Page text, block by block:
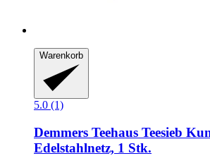
Warenkorb
5.0 (1)
Demmers Teehaus Teesieb
Edelstahlnetz, 1 Stk.